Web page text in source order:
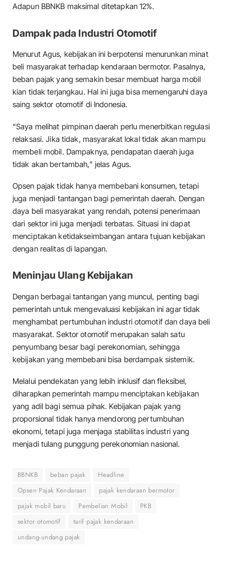
Adapun BBNKB maksimal ditetapkan 12%.
Dampak pada Industri Otomotif
Menurut Agus, kebijakan ini berpotensi menurunkan minat
beli masyarakat terhadap kendaraan bermotor. Pasalnya,
beban pajak yang semakin besar membuat harga mobil
kian tidak terjangkau. Hal ini juga bisa memengaruhi daya
saing sektor otomotif di Indonesia.
“Saya melihat pimpinan daerah perlu menerbitkan regulasi
relaksasi. Jika tidak, masyarakat lokal tidak akan mampu
membeli mobil. Dampaknya, pendapatan daerah juga
tidak akan bertambah,” jelas Agus.
Opsen pajak tidak hanya membebani konsumen, tetapi
juga menjadi tantangan bagi pemerintah daerah. Dengan
daya beli masyarakat yang rendah, potensi penerimaan
dari sektor ini juga menjadi terbatas. Situasi ini dapat
menciptakan ketidakseimbangan antara tujuan kebijakan
dengan realitas di lapangan.
Meninjau Ulang Kebijakan
Dengan berbagai tantangan yang muncul, penting bagi
pemerintah untuk mengevaluasi kebijakan ini agar tidak
menghambat pertumbuhan industri otomotif dan daya beli
masyarakat. Sektor otomotif merupakan salah satu
penyumbang besar bagi perekonomian, sehingga
kebijakan yang membebani bisa berdampak sistemik.
Melalui pendekatan yang lebih inklusif dan fleksibel,
diharapkan pemerintah mampu menciptakan kebijakan
yang adil bagi semua pihak. Kebijakan pajak yang
proporsional tidak hanya mendorong pertumbuhan
ekonomi, tetapi juga menjaga stabilitas industri yang
menjadi tulang punggung perekonomian nasional.
BBNKB beban pajak
Headline
Opsen Pajak Kendaraan
pajak kendaraan bermotor
pajak mobil baru
Pembelian Mobil
PKB
sektor otomotif
tarif pajak kendaraan
undang-undang pajak